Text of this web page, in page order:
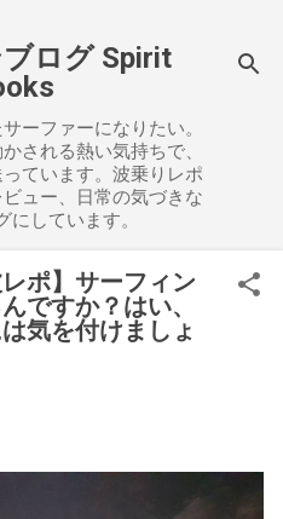
ログ Spirit
ーファーになりたい。
される熱い気持ちで、
ています。波乗りレポ
ュー、日常の気づきな
にしています。
ポ】サーフィン
ですか？はい、
気を付けましょ